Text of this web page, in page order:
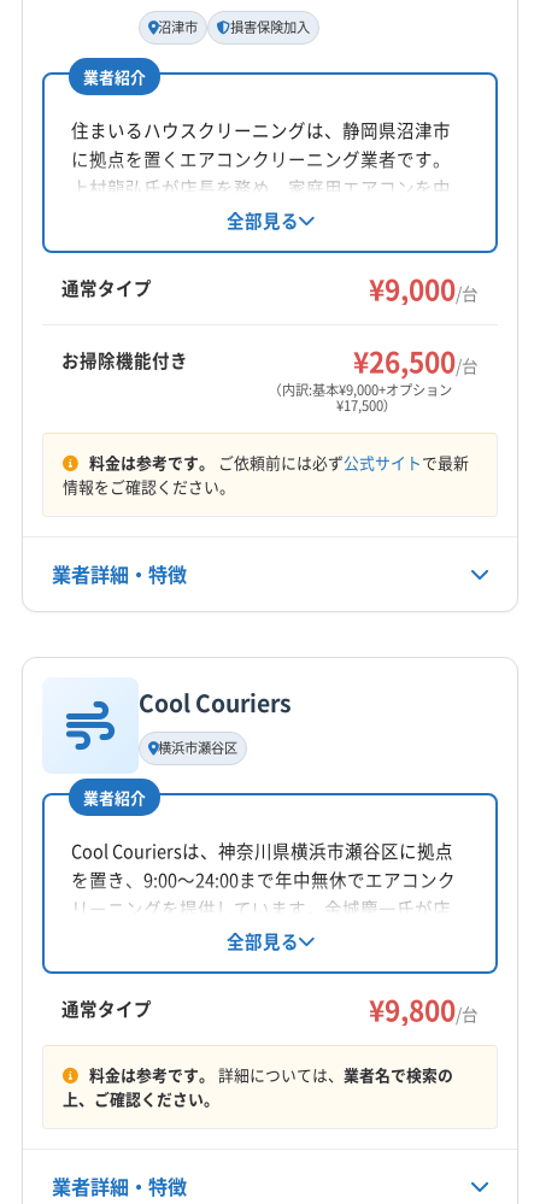
沼津市 損害保険加入
業者紹介
住まいるハウスクリーニングは、静岡県沼津市
に拠点を置くエアコンクリーニング業者です。
上村龍弘氏が店長を務め、家庭用エアコンを中
心にサービスを提供しています。損害保険加入
済みで、作業や仕上がりに不満がある場合は無
料で追加対応。防カビ・抗菌コーティングにも
対応しています。
全部見る
通常タイプ ¥9,000/台
お掃除機能付き ¥26,500/台
（内訳:基本¥9,000+オプション
¥17,500）
料金は参考です。 ご依頼前には必ず公式サイトで最新
情報をご確認ください。
業者詳細・特徴
基本情報
代表者名
上村龍弘
所在地
静岡県沼津市
対応地域
伊東市 伊豆の国市
御殿場市
三島市 沼津市 裾野市 熱海市
富士宮市
富士市
賀茂郡河津町
賀茂郡西伊豆町
駿東郡長泉町
田方郡函南町
もっと見る
営業時間
定休日
Cool Couriers
横浜市瀬谷区
業者紹介
Cool Couriersは、神奈川県横浜市瀬谷区に拠点
を置き、9:00〜24:00まで年中無休でエアコンク
リーニングを提供しています。金城慶一氏が店
長を務め、関東と静岡県に対応。複数台割引や
消臭抗菌コート、室外機洗浄などのオプション
も用意されています。隅々まで丁寧にクリーニ
ングし、快適な空間を提供します。
全部見る
通常タイプ ¥9,800/台
料金は参考です。 詳細については、 業者名で検索の
上、ご確認ください。
業者詳細・特徴